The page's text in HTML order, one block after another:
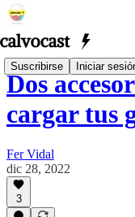
Suscribirse Iniciar
Dos
cargar tus
Fer Vidal
dic 28, 2022
3